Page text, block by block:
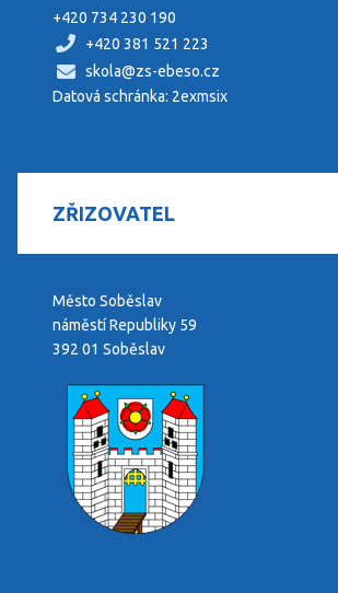
+420 734 230 190
+420 381 521 223
skola@zs-ebeso.cz
Datová schránka: 2exmsix
ZŘIZOVATEL
Město Soběslav
náměstí Republiky 59
392 01 Soběslav